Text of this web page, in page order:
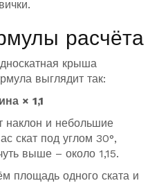
расчёта
крыша
выглядит так:
× 1,1
наклон и небольшие
скат под углом 30°,
выше – около 1,15.
площадь одного ската и